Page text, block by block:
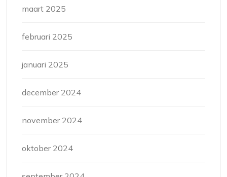
maart 2025
februari 2025
januari 2025
december 2024
november 2024
oktober 2024